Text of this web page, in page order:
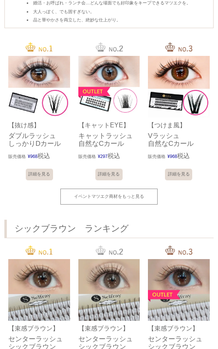
婚活・お呼ばれ・ランチ会…どんな場面でも好印象をキープできるマツエクを。
大人っぽく、でも固すぎない。
品と華やかさを両立した、絶妙な仕上がり。
【抜け感】
ダブルラッシュ
しっかりDカール
販売価格 ¥968税込
詳細を見る
【キャットEYE】
キャットラッシュ
自然なCカール
販売価格 ¥297税込
詳細を見る
【つけま風】
Vラッシュ
自然なCカール
販売価格 ¥968税込
詳細を見る
イベントマツエク商材をもっと見る
シックブラウン ランキング
【束感ブラウン】
センターラッシュ
シックブラウン
【束感ブラウン】
センターラッシュ
シックブラウン
【束感ブラウン】
センターラッシュ
シックブラウン